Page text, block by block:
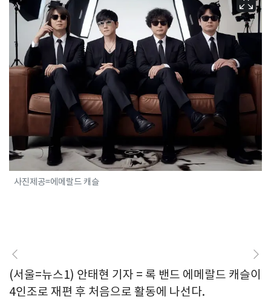
사진제공=에메랄드 캐슬
(서울=뉴스1) 안태현 기자 = 록 밴드 에메랄드 캐슬이
4인조로 재편 후 처음으로 활동에 나선다.